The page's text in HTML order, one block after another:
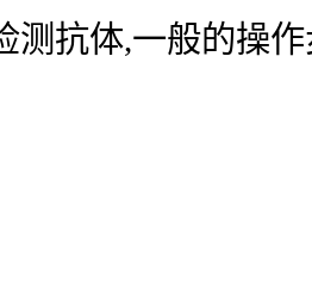
测抗体,一般的操